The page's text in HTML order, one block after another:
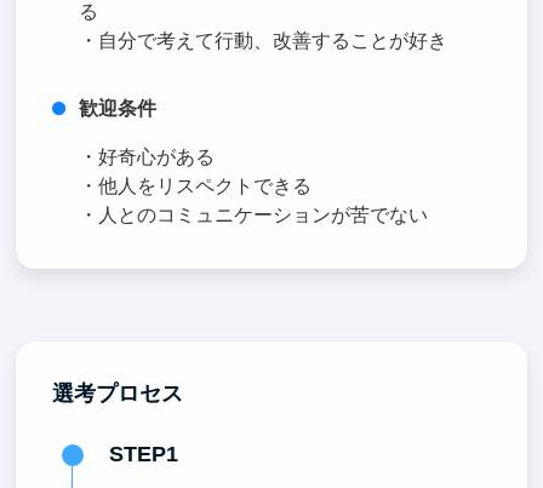
る
・自分で考えて行動、改善することが好き
歓迎条件
・好奇心がある
・他人をリスペクトできる
・人とのコミュニケーションが苦でない
選考プロセス
STEP1